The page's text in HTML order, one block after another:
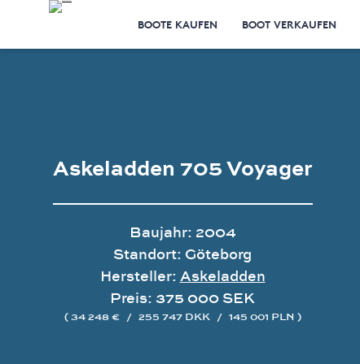
BOOTE KAUFEN BOOT VERKAUFEN
Askeladden 705 Voyager
Baujahr: 2004
Standort: Göteborg
Hersteller: Askeladden
Preis: 375 000 SEK
( 34 248 € / 255 747 DKK / 145 001 PLN )